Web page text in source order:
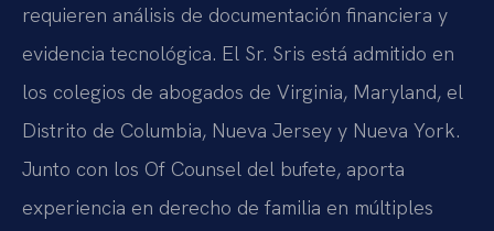
requieren análisis de documentación financiera y
evidencia tecnológica. El Sr. Sris está admitido en
los colegios de abogados de Virginia, Maryland, el
Distrito de Columbia, Nueva Jersey y Nueva York.
Junto con los Of Counsel del bufete, aporta
experiencia en derecho de familia en múltiples